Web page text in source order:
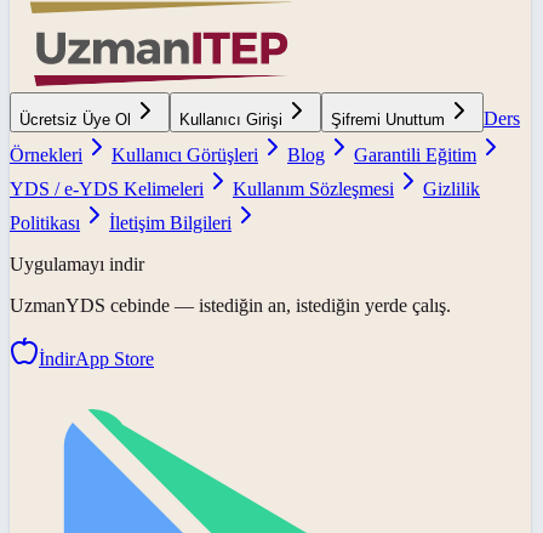
Ücretsiz Üye Ol Kullanıcı Girişi Şifremi Unuttum
Ders
Örnekleri
Kullanıcı Görüşleri Blog
Garantili Eğitim
YDS / e-YDS Kelimeleri
Kullanım Sözleşmesi
Gizlilik
Politikası
İletişim Bilgileri
Uygulamayı indir
UzmanYDS cebinde — istediğin an, istediğin yerde çalış.
İndirApp Store